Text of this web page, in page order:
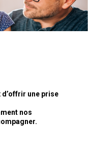
d’offrir une prise
nos